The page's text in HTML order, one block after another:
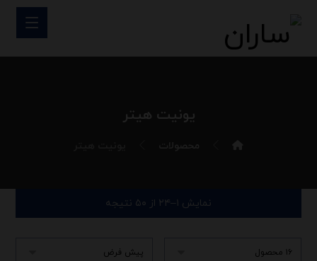
یونیت هیتر
محصولات
نمایش ۱–۲۴ از ۵۰ نتیجه